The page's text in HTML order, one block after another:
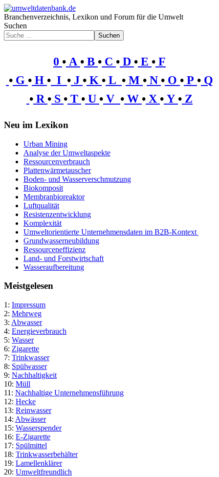
Branchenverzeichnis, Lexikon und Forum für die Umwelt
Suchen
Suchen
0 • A • B • C • D • E • F
• G • H • I • J • K • L • M • N • O • P • Q
• R • S • T • U • V • W • X • Y • Z
Neu im Lexikon
Urban Mining
Analyse der Umweltaspekte
Ressourcenverbrauch
Plattenwärmetauscher
Boden- und Wasserverschmutzung
Biokomposit
Membranbioreaktor
Luftqualität
Resistenzentwicklung
Komplexität
Umweltorientierte Unternehmensdaten im B2B-Kontext
Grundwasserneubildung
Ressourceneffizienz
Land- und Forstwirtschaft
Wasseraufbereitung
Meistgelesen
1: Impressum
2: Mehrweg
3: Abwasser
4: Energieverbrauch
5: Wasser
6: Zigarette
7: Trinkwasser
8: Spülwasser
9: Nachhaltigkeit
10: Müll
11: Nachhaltige Unternehmensführung
12: Hecke
13: Reinwasser
14: Abwässer
15: Wasserspender
16: E-Zigarette
17: Spülmittel
18: Trinkwasserbehälter
19: Lamellenklärer
20: Umweltfreundlich